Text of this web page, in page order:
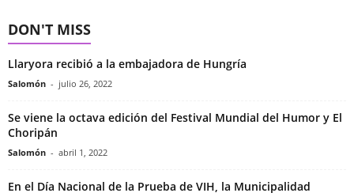
DON'T MISS
Llaryora recibió a la embajadora de Hungría
Salomón - julio 26, 2022
Se viene la octava edición del Festival Mundial del Humor y El
Choripán
Salomón - abril 1, 2022
En el Día Nacional de la Prueba de VIH, la Municipalidad